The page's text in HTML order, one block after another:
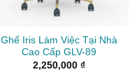
Ghế Iris Làm Việc Tại Nhà
Cao Cấp GLV-89
2,250,000 ₫